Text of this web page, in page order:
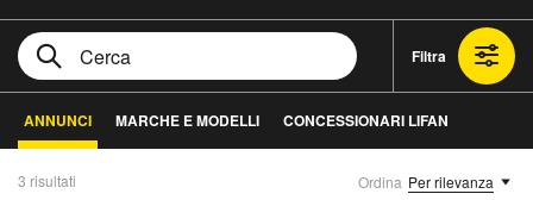
Filtra
ANNUNCI MARCHE E MODELLI CONCESSIONARI LIFAN
3 risultati Ordina Per rilevanza